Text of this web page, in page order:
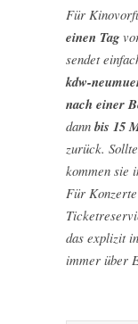
Für
einen Tag
sendet
kdw-
nach einer
dann bis 15
zurück.
kommen sie
Für
das explizit
immer über